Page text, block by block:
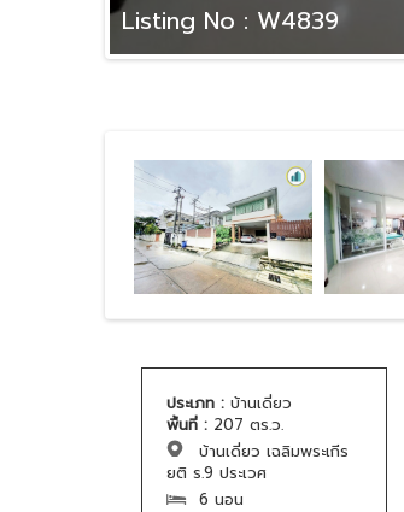
Listing No : W4839
ประเภท : บ้านเดี่ยว
พื้นที่ : 207 ตร.ว.
บ้านเดี่ยว เฉลิมพระเกีร
ยติ ร.9 ประเวศ
6 นอน